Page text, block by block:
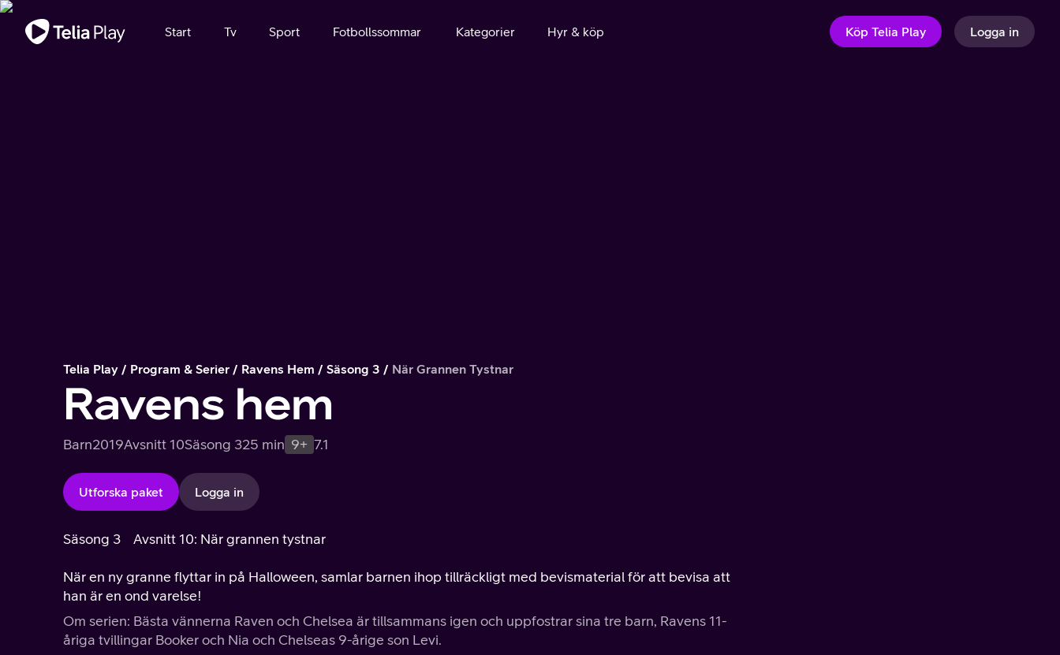
Viktigt meddelande
Start Tv Sport Fotbollssommar Kategorier Hyr & köp Köp Telia Play Logga in
Telia Play Program & Serier Ravens Hem Säsong 3 När Grannen Tystnar
Ravens hem
Barn2019Avsnitt 10Säsong 325 min 9+ 7.1
Utforska paket Logga in
Säsong 3 Avsnitt 10: När grannen tystnar
När en ny granne flyttar in på Halloween, samlar barnen ihop tillräckligt med bevismaterial för att bevisa att
han är en ond varelse!
Om serien: Bästa vännerna Raven och Chelsea är tillsammans igen och uppfostrar sina tre barn, Ravens 11-
åriga tvillingar Booker och Nia och Chelseas 9-årige son Levi.